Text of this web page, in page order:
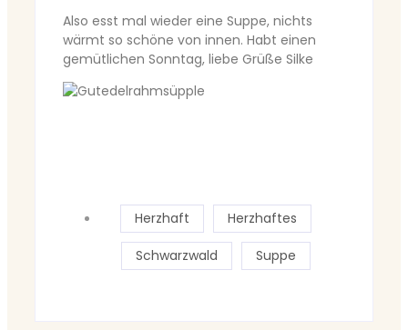
Also esst mal wieder eine Suppe, nichts
wärmt so schöne von innen. Habt einen
gemütlichen Sonntag, liebe Grüße Silke
Herzhaft Herzhaftes
Schwarzwald Suppe